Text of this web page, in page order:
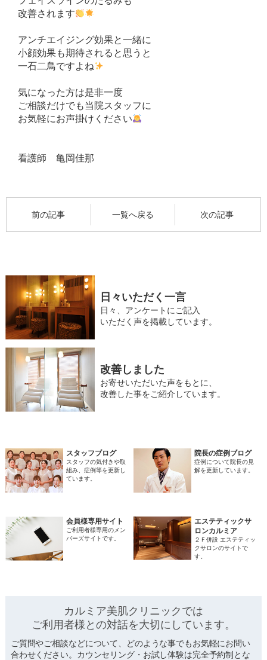
改善されます
アンチエイジング効果と一緒に
小顔効果も期待されると思うと
一石二鳥ですよね
気になった方は是非一度
ご相談だけでも当院スタッフに
お気軽にお声掛けください
看護師 亀岡佳那
前の記事 一覧へ戻る 次の記事
日々いただく一言
日々、アンケートにご記入
いただく声を掲載しています。
改善しました
お寄せいただいた声をもとに、
改善した事をご紹介しています。
スタッフブログ
スタッフの気付きや取
組み、症例等を更新し
ています。
院長の症例ブログ
症例について院長の見
解を更新しています。
会員様専用サイト
ご利用者様専用のメン
バーズサイトです。
エステティックサ
ロンカルミア
２Ｆ併設 エステティッ
クサロンのサイトで
す。
カルミア美肌クリニックでは
ご利用者様との対話を大切にしています。
ご質問やご相談などについて、どのような事でもお気軽にお問い
合わせください。カウンセリング・お試し体験は完全予約制とな